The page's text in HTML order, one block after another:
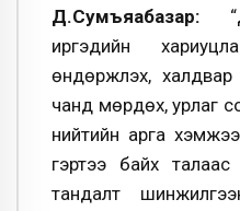
Д.Сумъяабазар:
иргэдийн
өндөржүүлэх,
чанд мөрдөх, урлаг
нийтийн арга
гэртээ байх талаас
тандалт